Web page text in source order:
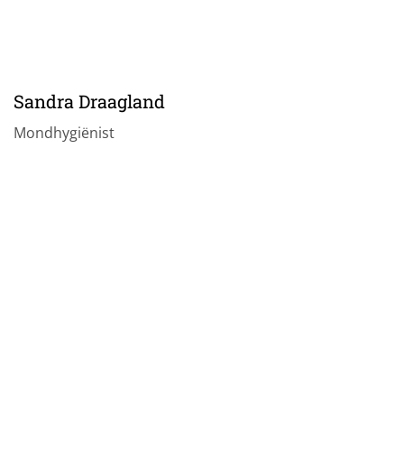
Sandra Draagland
Mondhygiënist